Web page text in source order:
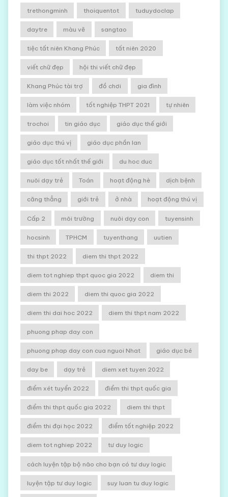
trethongminh thoiquentot tuduydoclap
daytre màu vẽ sangtao
tiệc tất niên Khang Phúc tất niên 2020
viết chữ đẹp hội thi viết chữ đẹp
Khang Phúc tài trợ đồ chơi gia đình
làm việc nhóm tốt nghiệp THPT 2021 tự nhiên
trochoi tin giáo dục giáo dục thế giới
giáo dục thú vị giáo dục phần lan
giáo dục tốt nhất thế giới du hoc duc
nuôi dạy trẻ Toán hoạt động hè dịch bệnh
căng thẳng giới trẻ ở nhà hoạt động thú vị
Cấp 2 môi trường nuôi dạy con tuyensinh
hocsinh TPHCM tuyenthang uutien
thi thpt 2022 diem thi thpt 2022
diem tot nghiep thpt quoc gia 2022 diem thi
diem thi 2022 diem thi quoc gia 2022
diem thi dai hoc 2022 diem thi thpt nam 2022
phuong phap day con
phuong phap day con cua nguoi Nhat giáo dục bé
day be dạy trẻ diem xet tuyen 2022
điểm xét tuyển 2022 điểm thi thpt quốc gia
điểm thi thpt quốc gia 2022 diem thi thpt
điểm thi đại học 2022 điểm tốt nghiệp 2022
diem tot nghiep 2022 tư duy logic
cách luyện tập bộ não cho bạn có tư duy logic
luyện tập tư duy logic suy luan tu duy logic